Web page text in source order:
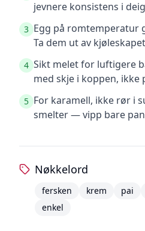
jevnere konsistens i
3 Egg på romtemperatur
Ta dem ut av
4 Sikt melet for luftigere
med skje i koppen, ikke
5 For karamell, ikke rør i
smelter — vipp bare
Nøkkelord
fersken krem pai
enkel